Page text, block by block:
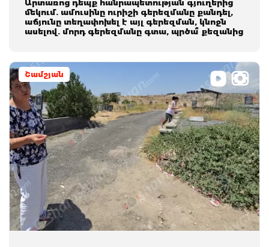
Արտառոց դեպք հանրապետության գյուղերից
մեկում. ամուսինը ուրիշի գերեզմանը քանդել,
աճյունը տեղափոխել է այլ գերեզման, կնոջն
ասելով. մորդ գերեզմանը գտա, պրծա՞ քեզանից
Շամշյան